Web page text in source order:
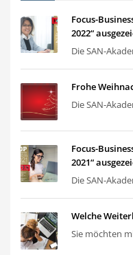
Focus-
2022“
Die SAN-
Frohe
Die SAN-
Focus-
2021“
Die SAN-
Welche
Sie möchten